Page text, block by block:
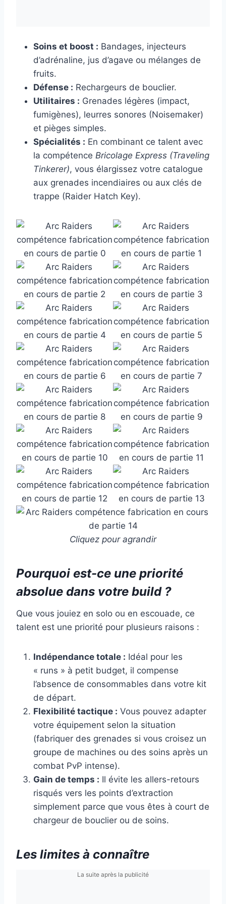
Soins et boost : Bandages, injecteurs
d’adrénaline, jus d’agave ou mélanges de
fruits.
Défense : Rechargeurs de bouclier.
Utilitaires : Grenades légères (impact,
fumigènes), leurres sonores (Noisemaker)
et pièges simples.
Spécialités : En combinant ce talent avec
la compétence Bricolage Express (Traveling
Tinkerer), vous élargissez votre catalogue
aux grenades incendiaires ou aux clés de
trappe (Raider Hatch Key).
Cliquez pour agrandir
Pourquoi est-ce une priorité
absolue dans votre build ?
Que vous jouiez en solo ou en escouade, ce
talent est une priorité pour plusieurs raisons :
Indépendance totale : Idéal pour les
« runs » à petit budget, il compense
l’absence de consommables dans votre kit
de départ.
Flexibilité tactique : Vous pouvez adapter
votre équipement selon la situation
(fabriquer des grenades si vous croisez un
groupe de machines ou des soins après un
combat PvP intense).
Gain de temps : Il évite les allers-retours
risqués vers les points d’extraction
simplement parce que vous êtes à court de
chargeur de bouclier ou de soins.
Les limites à connaître
La suite après la publicité